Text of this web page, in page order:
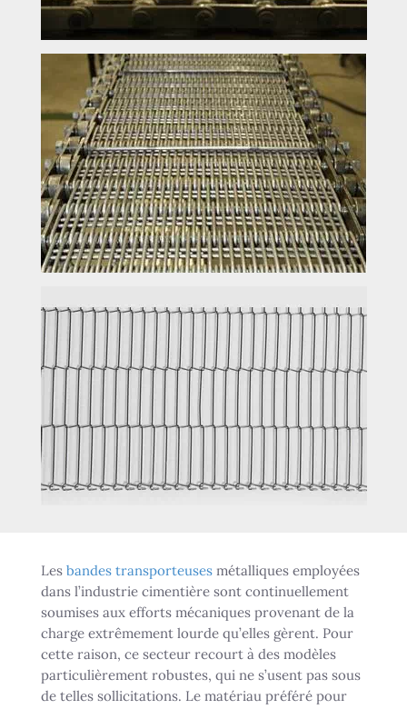
Les bandes transporteuses métalliques employées
dans l’industrie cimentière sont continuellement
soumises aux efforts mécaniques provenant de la
charge extrêmement lourde qu’elles gèrent. Pour
cette raison, ce secteur recourt à des modèles
particulièrement robustes, qui ne s’usent pas sous
de telles sollicitations. Le matériau préféré pour